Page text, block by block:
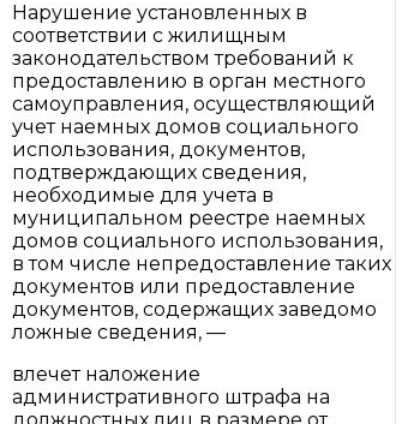
Нарушение установленных в
соответствии с жилищным
законодательством требований к
предоставлению в орган местного
самоуправления, осуществляющий
учет наемных домов социального
использования, документов,
подтверждающих сведения,
необходимые для учета в
муниципальном реестре наемных
домов социального использования,
в том числе непредоставление таких
документов или предоставление
документов, содержащих заведомо
ложные сведения, —
влечет наложение
административного штрафа на